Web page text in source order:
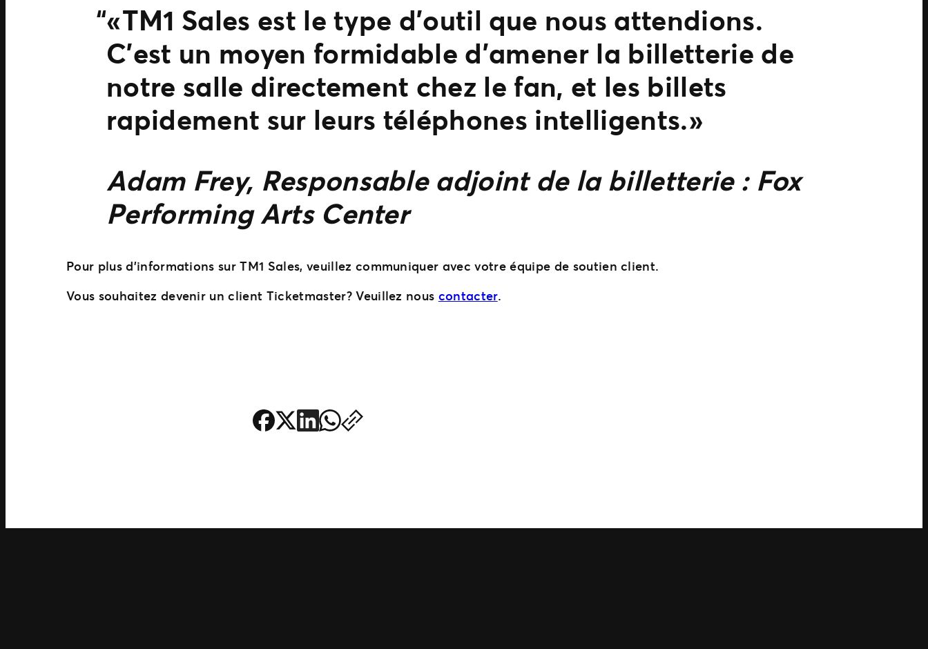
« TM1 Sales est le type d’outil que nous attendions.
C’est un moyen formidable d’amener la billetterie de
notre salle directement chez le fan, et les billets
rapidement sur leurs téléphones intelligents. »
Adam Frey, Responsable adjoint de la billetterie : Fox
Performing Arts Center
Pour plus d’informations sur TM1 Sales, veuillez communiquer avec votre équipe de soutien client.
Vous souhaitez devenir un client Ticketmaster? Veuillez nous contacter.